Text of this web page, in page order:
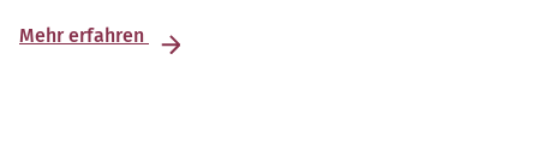
Mehr erfahren